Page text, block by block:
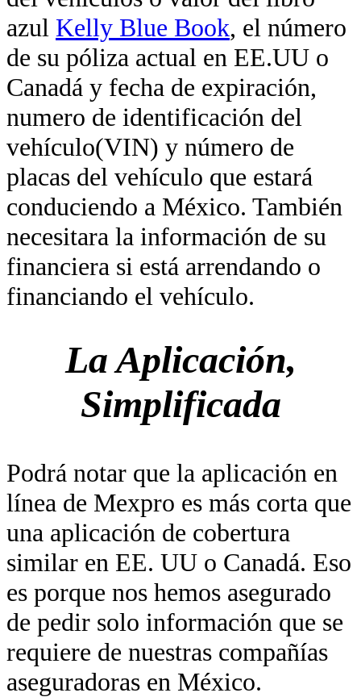
azul Kelly Blue Book, el número
de su póliza actual en EE.UU o
Canadá y fecha de expiración,
numero de identificación del
vehículo(VIN) y número de
placas del vehículo que estará
conduciendo a México. También
necesitara la información de su
financiera si está arrendando o
financiando el vehículo.
La Aplicación,
Simplificada
Podrá notar que la aplicación en
línea de Mexpro es más corta que
una aplicación de cobertura
similar en EE. UU o Canadá. Eso
es porque nos hemos asegurado
de pedir solo información que se
requiere de nuestras compañías
aseguradoras en México.